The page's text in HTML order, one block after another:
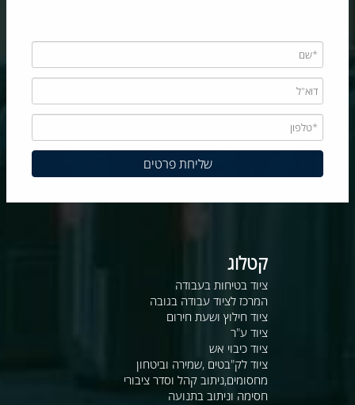
קטלוג
ציוד בטיחות בעבודה
המרכז לציוד עבודה בגובה
ציוד חילוץ ושעת חירום
ציוד ע"ר
ציוד כיבוי אש
ציוד לק"בטים ,שמירה וביטחון
מחסומים,ניתוב קהל וסדר ציבורי
חסימה וניתוב בתנועה